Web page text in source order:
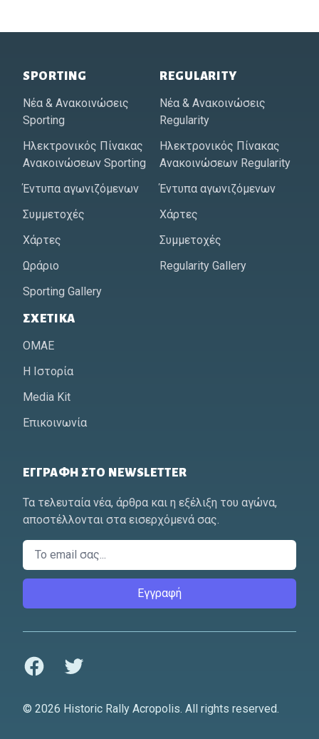
SPORTING
Νέα & Ανακοινώσεις
Sporting
Ηλεκτρονικός Πίνακας
Ανακοινώσεων Sporting
Έντυπα αγωνιζόμενων
Συμμετοχές
Χάρτες
Ωράριο
Sporting Gallery
REGULARITY
Νέα & Ανακοινώσεις
Regularity
Ηλεκτρονικός Πίνακας
Ανακοινώσεων Regularity
Έντυπα αγωνιζόμενων
Χάρτες
Συμμετοχές
Regularity Gallery
ΣΧΕΤΙΚΆ
ΟΜΑΕ
Η Ιστορία
Media Kit
Επικοινωνία
ΕΓΓΡΑΦΉ ΣΤΟ NEWSLETTER
Τα τελευταία νέα, άρθρα και η εξέλιξη του αγώνα,
αποστέλλονται στα εισερχόμενά σας.
Email
Εγγραφή
FacebookTwitter
© 2026 Historic Rally Acropolis. All rights reserved.